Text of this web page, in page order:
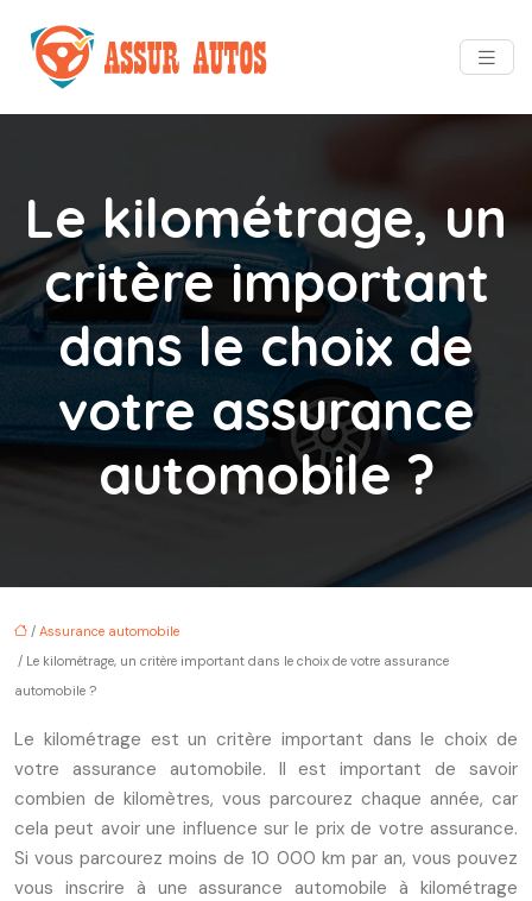
Le kilométrage, un
critère important
dans le choix de
votre assurance
automobile ?
/ Assurance automobile
/ Le kilométrage, un critère important dans le choix de votre assurance
automobile ?
Le kilométrage est un critère important dans le choix de
votre assurance automobile. Il est important de savoir
combien de kilomètres, vous parcourez chaque année, car
cela peut avoir une influence sur le prix de votre assurance.
Si vous parcourez moins de 10 000 km par an, vous pouvez
vous inscrire à une assurance automobile à kilométrage